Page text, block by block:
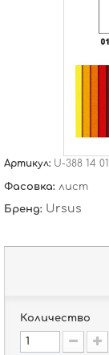
Артикул: U-388 14 01
Фасовка: лист
Бренд: Ursus
Количество